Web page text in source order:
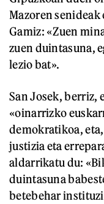
Mazoren senideak
Gamiz: «Zuen
zuen duintasuna,
lezio bat».
San Josek, berriz,
«oinarrizko
demokratikoa,
justizia eta
aldarrikatu du:
duintasuna
betebehar